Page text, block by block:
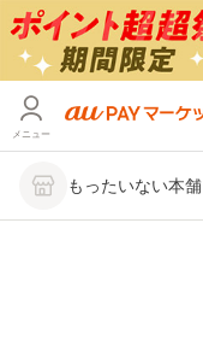
メニュー
もったいない本舗